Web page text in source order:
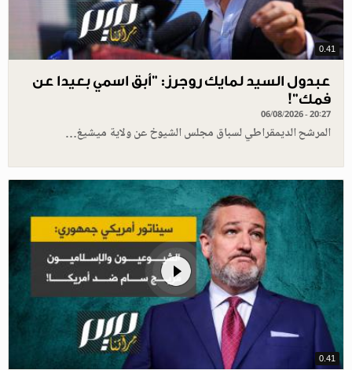
0.41
عبدول السيد لمايك روجرز: "أبق اسمي بعيدا عن
فمك"!
06/08/2026 - 20:27
المرشح الديمقراطي لسباق مجلس الشيوخ عن ولاية ميشيغ…
0.41